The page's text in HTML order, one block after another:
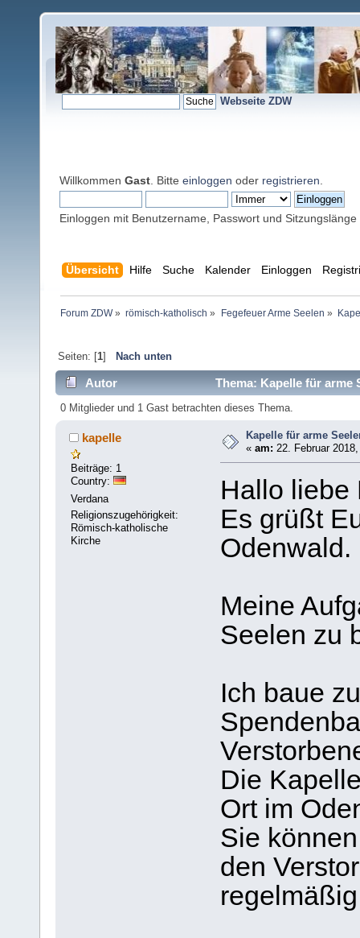
Webseite ZDW
Willkommen Gast . Bitte einloggen oder registrieren
Einloggen mit Benutzername, Passwort und Sitzungslänge
Übersicht Hilfe Suche Kalender Einloggen
Forum ZDW» römisch-katholisch » Fegefeuer Arme Seelen »
Seiten: [1] Nach unten
Autor Thema: Kapelle für arme
0 Mitglieder und 1 Gast betrachten dieses Thema.
kapelle
Beiträge: 1
Country:
Verdana
Religionszugehörigkeit:
Römisch-katholische
Kirche
Kapelle für arme
«am: 22. Februar
Hallo liebe
Es grüßt
Odenwald.
Meine
Seelen zu
Ich baue
Die
Ort im
Sie
den